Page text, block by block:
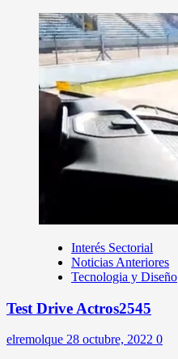
Interés Sectorial
Noticias Anteriores
Tecnologia y Diseño
Test Drive Actros2545
elremolque 28 octubre, 2022 0